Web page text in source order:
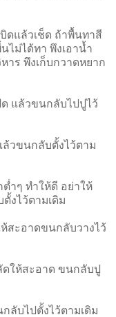
ดแล้วเช็ด ถ้าพื้นทาสี
ไม่ได้ทา พึงเอาน้ำ
าร พึงเก็บกวาดหยาก
ด แล้วขนกลับไปปูไว้
ล้วขนกลับตั้งไว้ตาม
ำๆ ทำให้ดี อย่าให้
งไว้ตามเดิม
สะอาดขนกลับวางไว้
ให้สะอาด ขนกลับปู
ลับไปตั้งไว้ตามเดิม